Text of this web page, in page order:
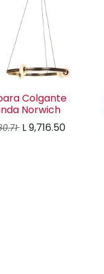
Colgante
Norwich
L9,716.50